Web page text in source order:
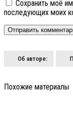
Сохранить моё
последующих моих
Об авторе:
Похожие материалы